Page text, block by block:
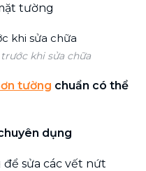
tường
khi sửa chữa
tường chuẩn có thể
dụng
sửa các vết nứt